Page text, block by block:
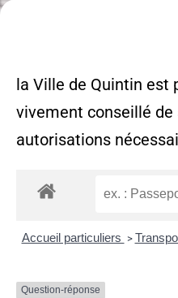
la Ville de Quintin est
vivement conseillé de
autorisations
Accueil particuliers >
Question-réponse